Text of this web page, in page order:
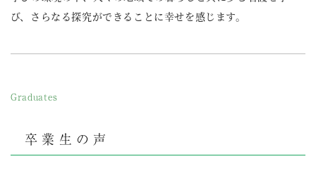
び、さらなる探究ができることに幸せを感じます。
Graduates
卒業生の声